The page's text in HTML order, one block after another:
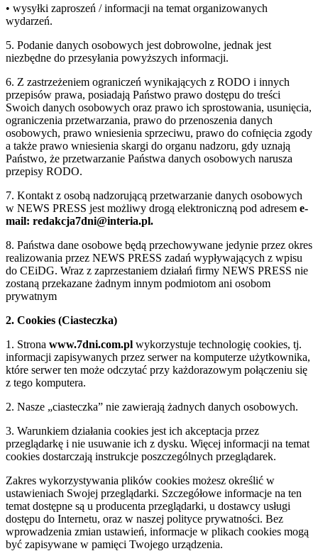
• wysyłki zaproszeń / informacji na temat organizowanych
wydarzeń.
5. Podanie danych osobowych jest dobrowolne, jednak jest
niezbędne do przesyłania powyższych informacji.
6. Z zastrzeżeniem ograniczeń wynikających z RODO i innych
przepisów prawa, posiadają Państwo prawo dostępu do treści
Swoich danych osobowych oraz prawo ich sprostowania, usunięcia,
ograniczenia przetwarzania, prawo do przenoszenia danych
osobowych, prawo wniesienia sprzeciwu, prawo do cofnięcia zgody
a także prawo wniesienia skargi do organu nadzoru, gdy uznają
Państwo, że przetwarzanie Państwa danych osobowych narusza
przepisy RODO.
7. Kontakt z osobą nadzorującą przetwarzanie danych osobowych
w NEWS PRESS jest możliwy drogą elektroniczną pod adresem e-
mail: redakcja7dni@interia.pl.
8. Państwa dane osobowe będą przechowywane jedynie przez okres
realizowania przez NEWS PRESS zadań wypływających z wpisu
do CEiDG. Wraz z zaprzestaniem działań firmy NEWS PRESS nie
zostaną przekazane żadnym innym podmiotom ani osobom
prywatnym
2. Cookies (Ciasteczka)
1. Strona www.7dni.com.pl wykorzystuje technologię cookies, tj.
informacji zapisywanych przez serwer na komputerze użytkownika,
które serwer ten może odczytać przy każdorazowym połączeniu się
z tego komputera.
2. Nasze „ciasteczka” nie zawierają żadnych danych osobowych.
3. Warunkiem działania cookies jest ich akceptacja przez
przeglądarkę i nie usuwanie ich z dysku. Więcej informacji na temat
cookies dostarczają instrukcje poszczególnych przeglądarek.
Zakres wykorzystywania plików cookies możesz określić w
ustawieniach Swojej przeglądarki. Szczegółowe informacje na ten
temat dostępne są u producenta przeglądarki, u dostawcy usługi
dostępu do Internetu, oraz w naszej polityce prywatności. Bez
wprowadzenia zmian ustawień, informacje w plikach cookies mogą
być zapisywane w pamięci Twojego urządzenia.